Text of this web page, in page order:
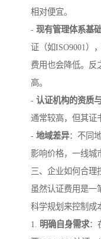
相对便宜。
- 现有管理体系基
证（如ISO9001）
费用也会降低。反
高。
- 认证机构的资质
通常较高，但其证
- 地域差异：不同
影响价格，一线城
三、企业如何合理
虽然认证费用是一
科学规划来控制成
1. 明确自身需求：